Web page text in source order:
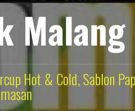
Malang
Hot & Cold, Sablon